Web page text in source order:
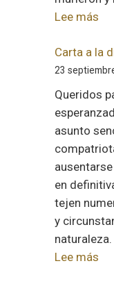
Lee más:
Carta a la
23
Queridos
asunto
en
tejen
y
Lee más: